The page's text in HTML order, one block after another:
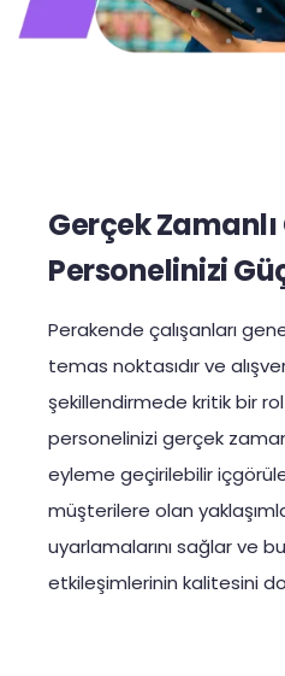
Gerçek
Personelinizi
Perakende çalışanları
temas noktasıdır ve
şekillendirmede kritik bir
personelinizi gerçek
eyleme geçirilebilir
müşterilere olan
uyarlamalarını sağlar ve
etkileşimlerinin kalitesini